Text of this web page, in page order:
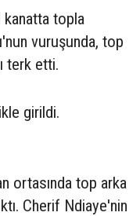
kanatta topla
vuruşunda, top
terk etti.
girildi.
ortasında top arka
Cherif Ndiaye'nin